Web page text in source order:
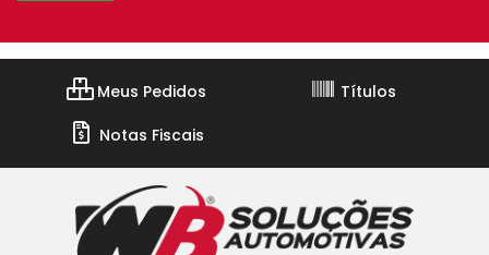
Meus Pedidos
Títulos
Notas Fiscais